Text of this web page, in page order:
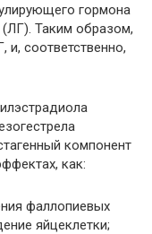
гормона
Таким образом,
и, соответственно,
компонент
как:
фаллопиевых
яйцеклетки;